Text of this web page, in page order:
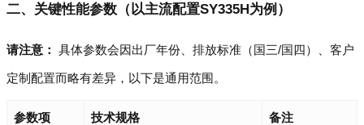
二、关键性能参数（以主流配置SY335H为例）
请注意： 具体参数会因出厂年份、排放标准（国三/国四）、客户
定制配置而略有差异，以下是通用范围。
参数项 技术规格 备注